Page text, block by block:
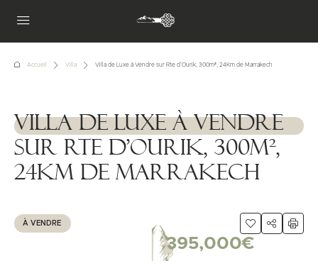
Accueil Villa Villa de Luxe à Vendre sur Rte d’Ourik, 300m², 24Km de Marrakech
1111111
Villa de Luxe à Vendre
sur Rte d’Ourik, 300m²,
24Km de Marrakech
À VENDRE
395,000€